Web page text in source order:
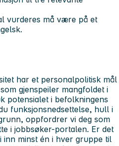
vurderes må være på et
har et personalpolitisk mål
gjenspeiler mangfoldet i
potensialet i befolkningens
funksjonsnedsettelse, hull i
oppfordrer vi deg som
i jobbsøker-portalen. Er det
minst én i hver gruppe til